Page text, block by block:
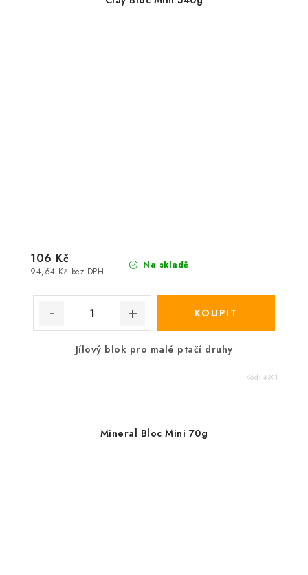
Na skladě
94,64 Kč bez DPH
106 Kč
Jílový blok pro malé ptačí druhy
Kód: 4391
Mineral Bloc Mini 70g